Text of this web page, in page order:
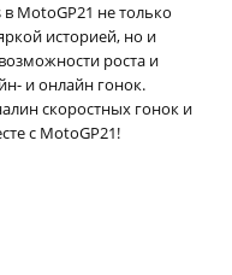
MotoGP21 не только
историей, но и
роста и
и онлайн гонок.
скоростных гонок и
с MotoGP21!